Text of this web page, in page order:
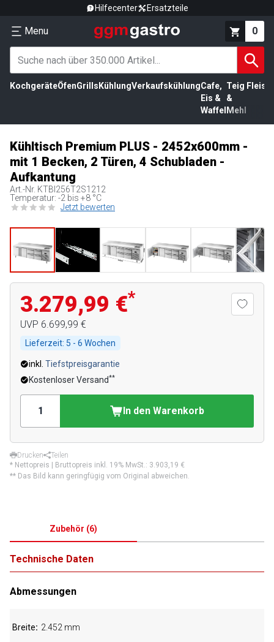
Hilfecenter Ersatzteile
Menu 0
KochgeräteÖfenGrills KühlungVerkaufskühlungCafe,
Eis &
Waffel
Teig
&
Mehl
Kühltisch Premium PLUS - 2452x600mm -
mit 1 Becken, 2 Türen, 4 Schubladen -
Aufkantung
Art.-Nr. KTBI256T2S1212
Temperatur: -2 bis +8 °C
Jetzt bewerten
3.279,99 €*
UVP 6.699,99 €
Lieferzeit: 5 - 6 Wochen
inkl. Tiefstpreisgarantie
Kostenloser Versand**
In den Warenkorb
Drucken
Teilen
* Nettopreis | Bruttopreis inkl. 19% MwSt.: 3.903,19 €
** Das Bild kann geringfügig vom Original abweichen.
Zubehör (6)
Technische Daten
Abmessungen
Breite 2.452 mm